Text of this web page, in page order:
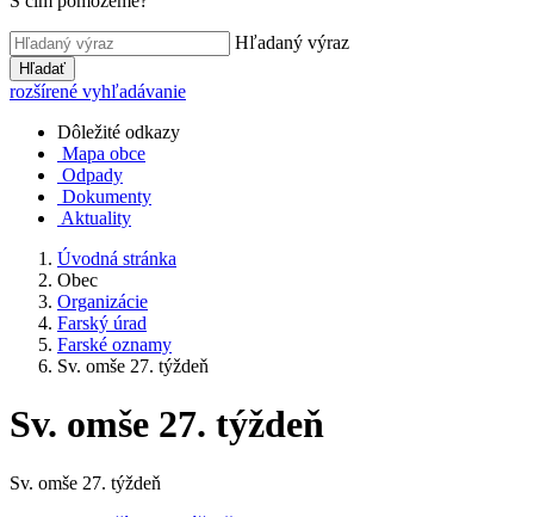
Hľadaný výraz
Hľadať
rozšírené vyhľadávanie
Dôležité odkazy
Mapa obce
Odpady
Dokumenty
Aktuality
Úvodná stránka
Obec
Organizácie
Farský úrad
Farské oznamy
Sv. omše 27. týždeň
Sv. omše 27. týždeň
Sv. omše 27. týždeň